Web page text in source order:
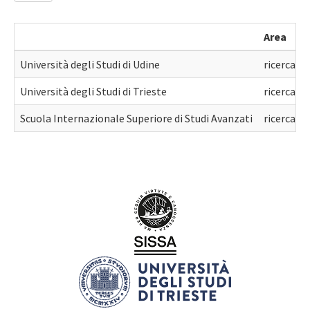
Area
Università degli Studi di Udine
ricerca
Università degli Studi di Trieste
ricerca
Scuola Internazionale Superiore di Studi Avanzati
ricerca